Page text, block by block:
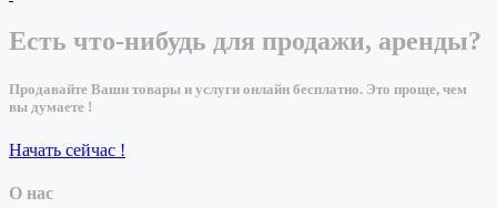
Есть что-нибудь для продажи, аренды?
Продавайте Ваши товары и услуги онлайн бесплатно. Это проще, чем
вы думаете !
Начать сейчас !
О нас